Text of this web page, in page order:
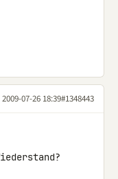
2009-07-26 18:39#1348443